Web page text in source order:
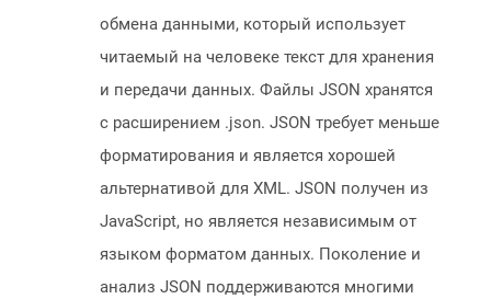
обмена данными, который использует
читаемый на человеке текст для хранения
и передачи данных. Файлы JSON хранятся
с расширением .json. JSON требует меньше
форматирования и является хорошей
альтернативой для XML. JSON получен из
JavaScript, но является независимым от
языком форматом данных. Поколение и
анализ JSON поддерживаются многими